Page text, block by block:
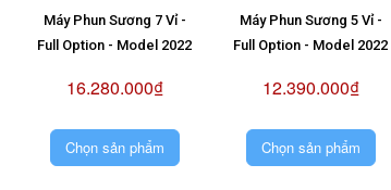
Máy Phun Sương 7 Vỉ -
Full Option - Model 2022
16.280.000₫
Chọn sản phẩm
Máy Phun Sương 5 Vỉ -
Full Option - Model 2022
12.390.000₫
Chọn sản phẩm